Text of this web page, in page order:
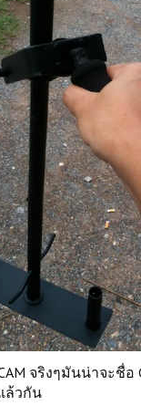
จริงๆมันน่าจะชื่อ
ล้วกัน